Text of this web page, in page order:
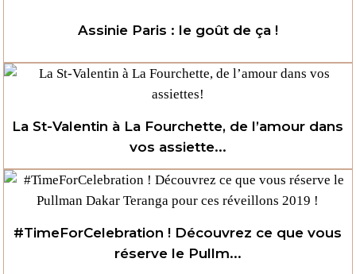
Assinie Paris : le goût de ça !
La St-Valentin à La Fourchette, de l’amour dans
vos assiette...
#TimeForCelebration ! Découvrez ce que vous
réserve le Pullm...